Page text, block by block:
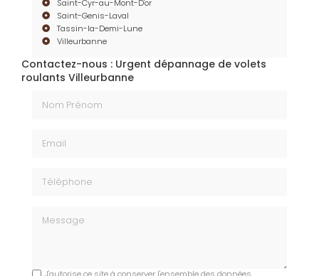
Saint-Cyr-au-Mont-D'or
Saint-Genis-Laval
Tassin-la-Demi-Lune
Villeurbanne
Contactez-nous : Urgent dépannage de volets
roulants Villeurbanne